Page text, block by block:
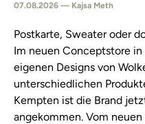
07.08.2026 — Kajsa Meth
Postkarte, Sweater oder
Im neuen Conceptstore
eigenen Designs von
unterschiedlichen
Kempten ist die Brand
angekommen. Vom